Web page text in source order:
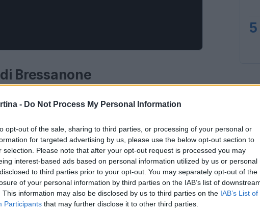
- Do Not Process My Personal Information
opt-out of the sale, sharing to third parties, or processing of your personal or
for targeted advertising by us, please use the below opt-out section to
selection. Please note that after your opt-out request is processed you may
interest-based ads based on personal information utilized by us or personal
to third parties prior to your opt-out. You may separately opt-out of the
of your personal information by third parties on the IAB’s list of
This information may also be disclosed by us to third parties on the IAB’s List of
Participants that may further disclose it to other third parties.
Bressanone
è una delle mete più affascinanti per chi
e nella cultura locale. Questa storica
offre un mix unico di storia, natura e
vicoli e i panorami mozzafiato,
dalla routine quotidiana.
5